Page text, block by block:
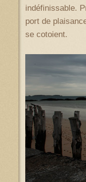
indéfinissable.
port de
se cotoient.